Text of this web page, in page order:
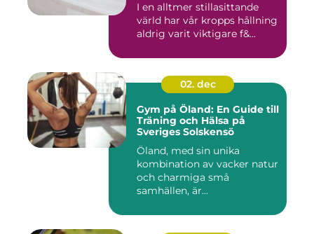
I en alltmer stillasittande
värld har vår kropps hållning
aldrig varit viktigare f&...
02. dec
Gym på Öland: En Guide till
Träning och Hälsa på
Sveriges Solskensö
Öland, med sin unika
kombination av vacker natur
och charmiga små
samhällen, är...